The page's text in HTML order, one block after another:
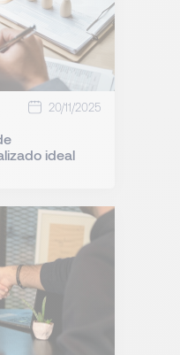
20/11/2025
ideal